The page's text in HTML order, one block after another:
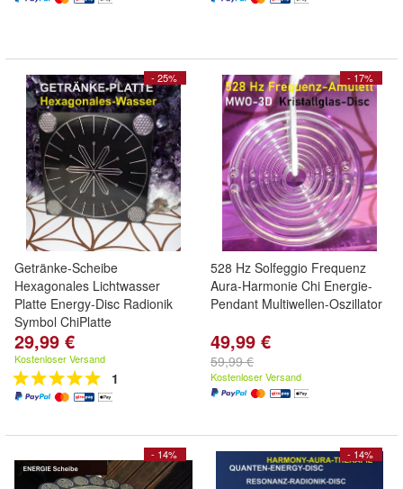
- 25%
Getränke-Scheibe
Hexagonales Lichtwasser
Platte Energy-Disc Radionik
Symbol ChiPlatte
29,99 €
Kostenloser Versand
1
- 17%
528 Hz Solfeggio Frequenz
Aura-Harmonie Chi Energie-
Pendant Multiwellen-Oszillator
49,99 €
59,99 €
Kostenloser Versand
- 14% - 14%